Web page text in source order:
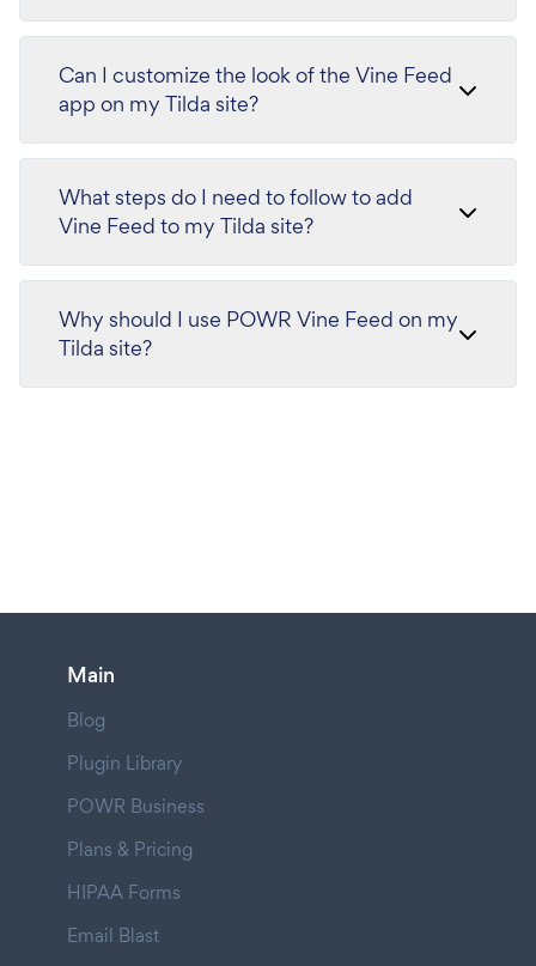
Can I customize the look of the Vine Feed
app on my Tilda site?
What steps do I need to follow to add
Vine Feed to my Tilda site?
Why should I use POWR Vine Feed on my
Tilda site?
Main
Blog
Plugin Library
POWR Business
Plans & Pricing
HIPAA Forms
Email Blast